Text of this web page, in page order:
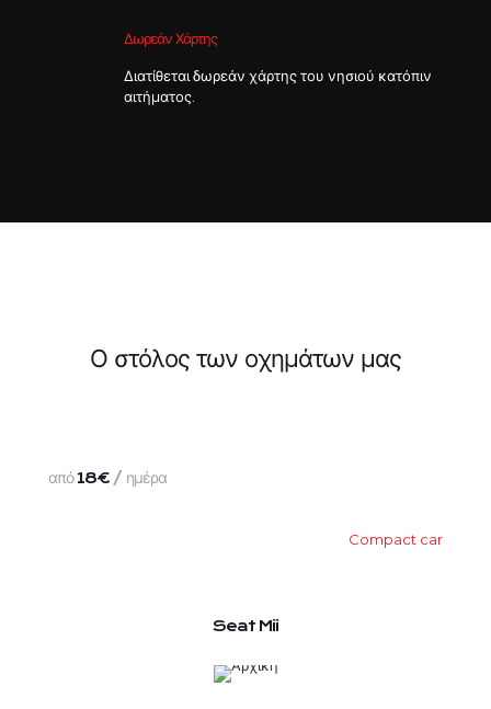
Δωρεάν Χάρτης
Διατίθεται δωρεάν χάρτης του νησιού κατόπιν
αιτήματος.
Ο στόλος των οχημάτων μας
από18€ / ημέρα
Compact car
Seat Mii